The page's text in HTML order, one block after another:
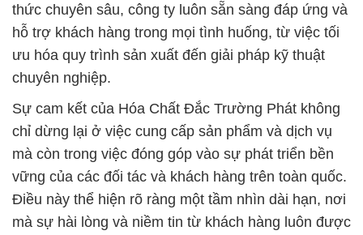
thức chuyên sâu, công ty luôn sẵn sàng đáp ứng và
hỗ trợ khách hàng trong mọi tình huống, từ việc tối
ưu hóa quy trình sản xuất đến giải pháp kỹ thuật
chuyên nghiệp.
Sự cam kết của Hóa Chất Đắc Trường Phát không
chỉ dừng lại ở việc cung cấp sản phẩm và dịch vụ
mà còn trong việc đóng góp vào sự phát triển bền
vững của các đối tác và khách hàng trên toàn quốc.
Điều này thể hiện rõ ràng một tầm nhìn dài hạn, nơi
mà sự hài lòng và niềm tin từ khách hàng luôn được